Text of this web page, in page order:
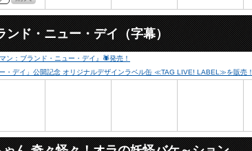
ンド・ニュー・デイ（字幕）
ン：ブランド・ニュー・デイ』🕷発売！
・デイ」公開記念 オリジナルデザインラベル缶 ≪TAG LIVE! LABEL≫を販売！